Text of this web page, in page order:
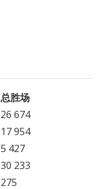
总胜场
26 674
17 954
5 427
30 233
275